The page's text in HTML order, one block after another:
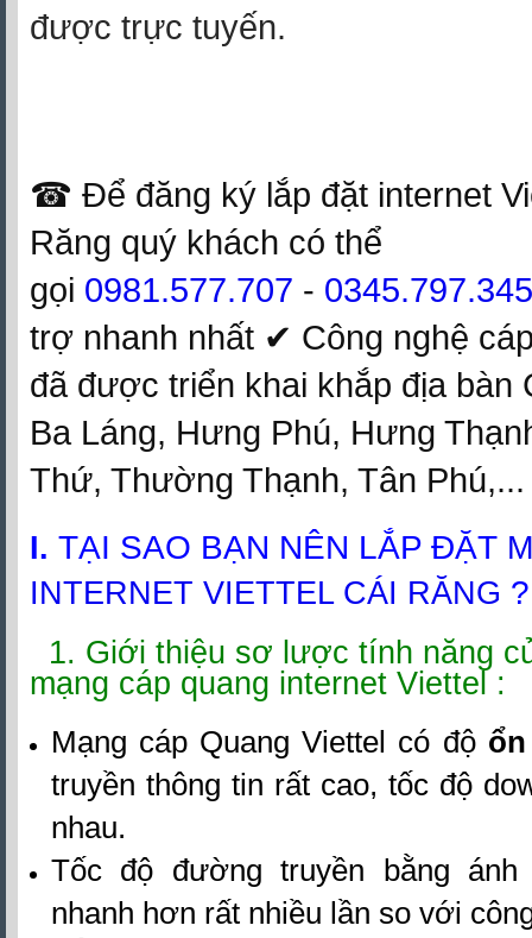
được trực tuyến.
☎ Để đăng ký lắp đặt internet
Răng quý khách có thể
gọi 0981.577.707 - 0345.797.345
trợ nhanh nhất ✔‎ Công nghệ
đã được triển khai khắp địa bàn
Ba Láng, Hưng Phú, Hưng
Thứ, Thường Thạnh, Tân Phú,...
I. TẠI SAO BẠN NÊN LẮP ĐẶT
INTERNET VIETTEL CÁI RĂNG ?
1. Giới thiệu sơ lược tính năng
mạng cáp quang internet Viettel :
Mạng cáp Quang Viettel có độ
truyền thông tin rất cao, tốc độ
nhau.
Tốc độ đường truyền bằng
nhanh hơn rất nhiều lần so với